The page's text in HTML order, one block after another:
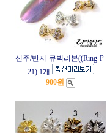
신주/반지-큐빅리본((Ring-P-
21) 1개
900원